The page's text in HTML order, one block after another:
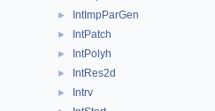
► IntImpParGen
► IntPatch
► IntPolyh
► IntRes2d
► Intrv